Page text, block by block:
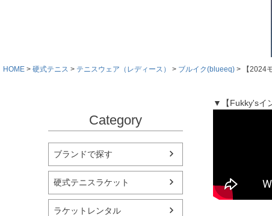
HOME 硬式テニス テニスウェア（レディース） ブルイク(blueeq) 【2024
Category
ブランドで探す
硬式テニスラケット
ラケットレンタル
▼【Fukky'sイ